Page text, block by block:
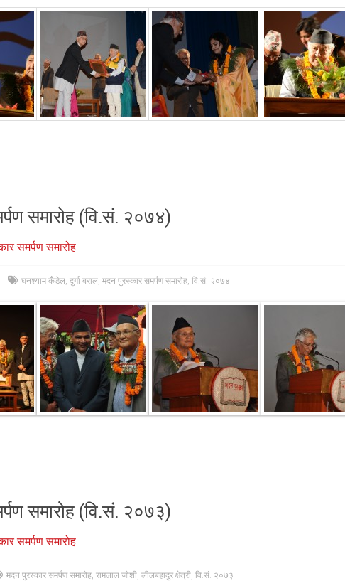
समारोह (वि.सं. २०७४)
समर्पण समारोह
घनश्याम कँडेल, दुर्गा बराल, मदन पुरस्कार समर्पण समारोह, वि.सं. २०७४
समारोह (वि.सं. २०७३)
समर्पण समारोह
मदन पुरस्कार समर्पण समारोह, रामलाल जोशी, लीलबहादुर क्षेत्री, वि.सं. २०७३